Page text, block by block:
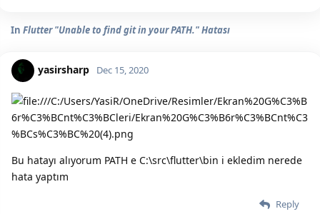
In Flutter "Unable to find git in your PATH." Hatası
yasirsharp Dec 15, 2020
Bu hatayı alıyorum PATH e C:\src\flutter\bin i ekledim nerede
hata yaptım
Reply